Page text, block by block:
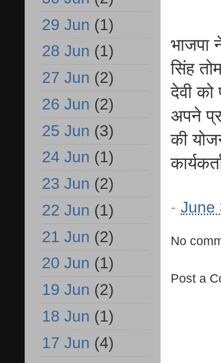
भाजपा
सिंह
देवी को
अपने
की
- June
No
Post a
29 Jun (1)
28 Jun (1)
27 Jun (2)
26 Jun (2)
25 Jun (3)
24 Jun (1)
23 Jun (2)
22 Jun (1)
21 Jun (2)
20 Jun (1)
19 Jun (2)
18 Jun (1)
17 Jun (4)